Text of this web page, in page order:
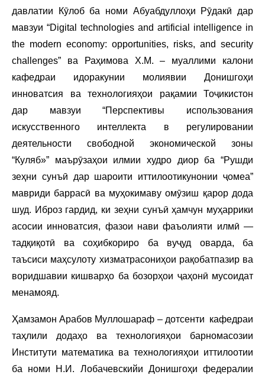
давлатии Кӯлоб ба номи Абуабдуллоҳи Рӯдакӣ дар
мавзуи “Digital technologies and artificial intelligence in
the modern economy: opportunities, risks, and security
challenges” ва Раҳимова Х.М. – муаллими калони
кафедраи идоракунии молиявии Донишгоҳи
инноватсия ва технологияҳои рақамии Тоҷикистон
дар мавзуи “Перспективы использования
искусственного интеллекта в регулировании
деятельности свободной экономической зоны
“Куляб»” маърӯзаҳои илмии худро диор ба “Рушди
зеҳни сунъӣ дар шароити иттилоотикунонии ҷомеа”
мавриди баррасӣ ва муҳокимаву омӯзиш қарор дода
шуд. Иброз гардид, ки зеҳни сунъӣ ҳамчун муҳаррики
асосии инноватсия, фазои нави фаъолияти илмӣ —
тадқиқотӣ ва соҳибкориро ба вуҷуд оварда, ба
таъсиси маҳсулоту хизматрасониҳои рақобатпазир ва
воридшавии кишварҳо ба бозорҳои ҷаҳонӣ мусоидат
менамояд.
Ҳамзамон Арабов Муллошараф – дотсенти кафедраи
таҳлили додаҳо ва технологияҳои барномасозии
Институти математика ва технологияҳои иттилоотии
ба номи Н.И. Лобачевскийи Донишгоҳи федералии